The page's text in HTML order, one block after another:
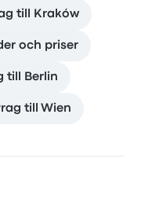
till Kraków
och priser
till Berlin
till Wien